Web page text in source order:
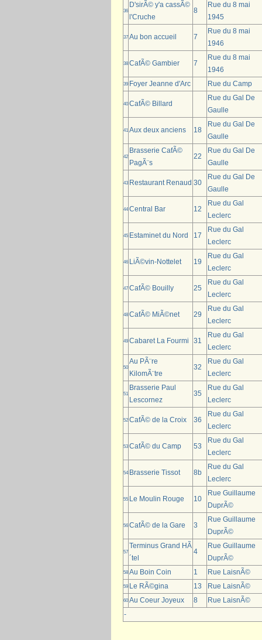
36
D'sirÃ© y'a cassÃ©
l'Cruche
8
Rue du 8 mai
1945
37 Au bon accueil 7
Rue du 8 mai
1946
38 CafÃ© Gambier 7
Rue du 8 mai
1946
39 Foyer Jeanne d'Arc Rue du Camp
40 CafÃ© Billard
Rue du Gal De
Gaulle
41 Aux deux anciens 18
Rue du Gal De
Gaulle
42
Brasserie CafÃ©
PagÃ¨s
22
Rue du Gal De
Gaulle
43 Restaurant Renaud 30
Rue du Gal De
Gaulle
44 Central Bar 12
Rue du Gal
Leclerc
45 Estaminet du Nord 17
Rue du Gal
Leclerc
46 LiÃ©vin-Nottelet 19
Rue du Gal
Leclerc
47 CafÃ© Bouilly 25
Rue du Gal
Leclerc
48 CafÃ© MiÃ©net 29
Rue du Gal
Leclerc
49 Cabaret La Fourmi 31
Rue du Gal
Leclerc
50
Au PÃ¨re
KilomÃ¨tre
32
Rue du Gal
Leclerc
51
Brasserie Paul
Lescornez
35
Rue du Gal
Leclerc
52 CafÃ© de la Croix 36
Rue du Gal
Leclerc
53 CafÃ© du Camp 53
Rue du Gal
Leclerc
54 Brasserie Tissot 8b
Rue du Gal
Leclerc
55 Le Moulin Rouge 10
Rue Guillaume
DuprÃ©
56 CafÃ© de la Gare 3
Rue Guillaume
DuprÃ©
57
Terminus Grand HÃ
´tel
4
Rue Guillaume
DuprÃ©
58 Au Boin Coin 1 Rue LaisnÃ©
59 Le RÃ©gina 13 Rue LaisnÃ©
60 Au Coeur Joyeux 8
Rue LaisnÃ©
-